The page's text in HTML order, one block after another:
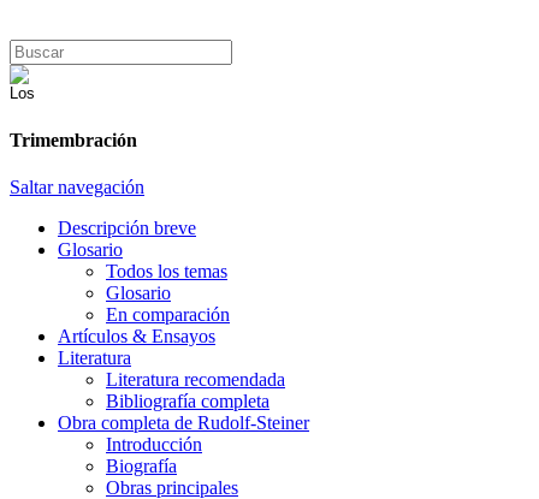
Trimembración
Saltar navegación
Descripción breve
Glosario
Todos los temas
Glosario
En comparación
Artículos & Ensayos
Literatura
Literatura recomendada
Bibliografía completa
Obra completa de Rudolf-Steiner
Introducción
Biografía
Obras principales